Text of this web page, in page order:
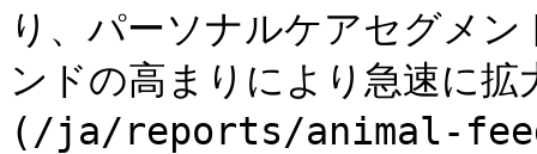
り、パーソナルケアセグメ
ンドの高まりにより急速に
(/ja/reports/animal-